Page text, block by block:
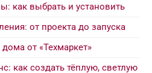
как выбрать и установить
от проекта до запуска
от «Техмаркет»
как создать тёплую, светлую